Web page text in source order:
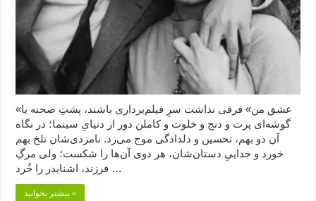
«عشق من» فرقی نداشت سرِ فیلم‌برداری باشند، پشتِ صحنه یا
گوشه‌ای پرت و دنج و خلوت و کاملن دور از دنیایِ سینما؛ در نگاه
آن دو بهم، تحسین و دلدادگی موج می‌زد. نامزدی‌شان تلخ بهم
خورد و جداییِ دستان‌شان، هر دوی آن‌ها را شکست؛ ولی مرگِ
فرزند، اشنایدر را خُرد …
بیشتر بخوانید »